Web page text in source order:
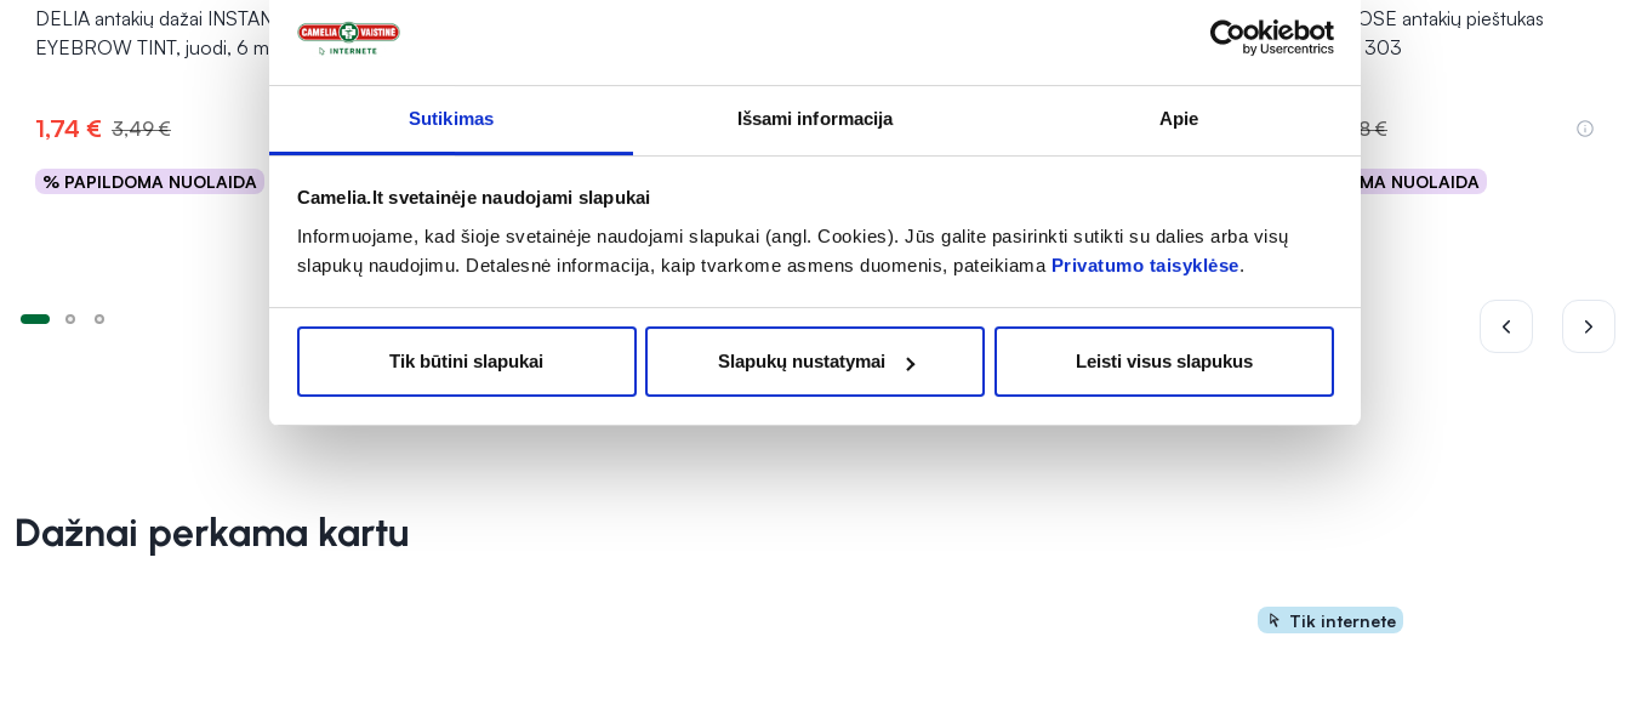
Sutikimas Išsami informacija Apie
Camelia.lt svetainėje naudojami slapukai
Informuojame, kad šioje svetainėje naudojami slapukai (angl. Cookies). Jūs galite pasirinkti sutikti su dalies arba visų
slapukų naudojimu. Detalesnė informacija, kaip tvarkome asmens duomenis, pateikiama Privatumo taisyklėse.
Tik būtini slapukai Slapukų nustatymai Leisti visus slapukus
DELIA antakių dažai INSTANT
EYEBROW TINT, juodi, 6 ml
1,74 € 3,49 €
% PAPILDOMA NUOLAIDA
Į krepšelį
1,42 €
Į krepšelį
1,59 €
GOLDEN ROSE antakių pieštukas
DREAM, Nr. 303
3,18 €
% PAPILDOMA NUOLAIDA
Į krepšelį
Dažnai perkama kartu
Tik internete